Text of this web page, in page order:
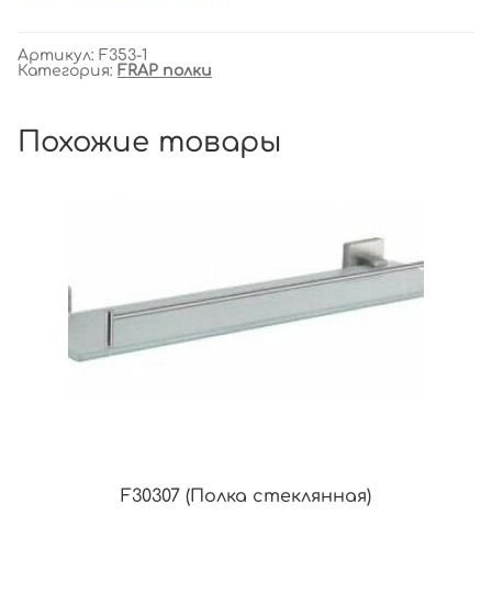
Артикул: F353-1
Категория: FRAP полки
Похожие товары
F30307 (Полка стеклянная)